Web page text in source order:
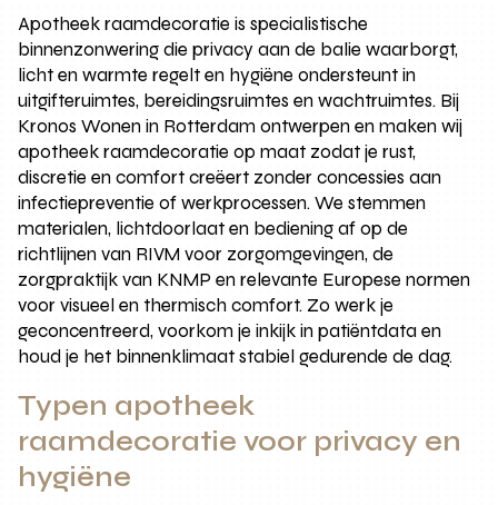
Apotheek raamdecoratie is specialistische
binnenzonwering die privacy aan de balie waarborgt,
licht en warmte regelt en hygiëne ondersteunt in
uitgifteruimtes, bereidingsruimtes en wachtruimtes. Bij
Kronos Wonen in Rotterdam ontwerpen en maken wij
apotheek raamdecoratie op maat zodat je rust,
discretie en comfort creëert zonder concessies aan
infectiepreventie of werkprocessen. We stemmen
materialen, lichtdoorlaat en bediening af op de
richtlijnen van RIVM voor zorgomgevingen, de
zorgpraktijk van KNMP en relevante Europese normen
voor visueel en thermisch comfort. Zo werk je
geconcentreerd, voorkom je inkijk in patiëntdata en
houd je het binnenklimaat stabiel gedurende de dag.
Typen apotheek
raamdecoratie voor privacy en
hygiëne